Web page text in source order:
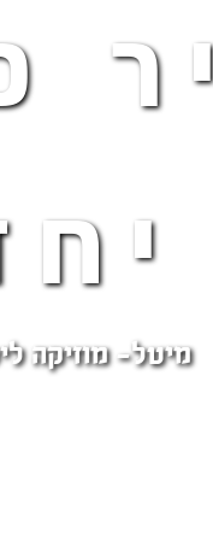
מיטל- מוזיקה